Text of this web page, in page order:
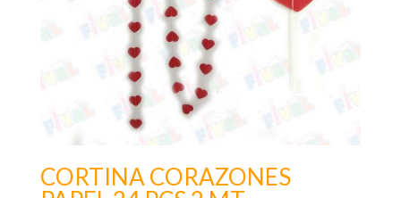
CORTINA CORAZONES